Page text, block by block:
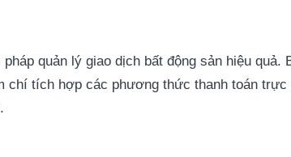
quản lý giao dịch bất động sản hiệu quả.
chí tích hợp các phương thức thanh toán